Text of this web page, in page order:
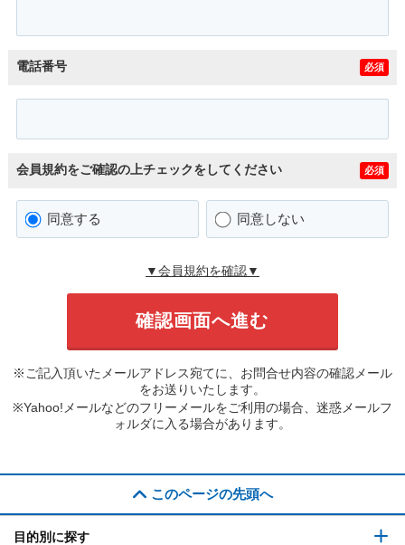
電話番号 必須
会員規約をご確認の上チェックをしてください 必須
同意する 同意しない
▼会員規約を確認▼
※ご記入頂いたメールアドレス宛てに、お問合せ内容の確認メール
をお送りいたします。
※Yahoo!メールなどのフリーメールをご利用の場合、迷惑メールフ
ォルダに入る場合があります。
このページの先頭へ
目的別に探す